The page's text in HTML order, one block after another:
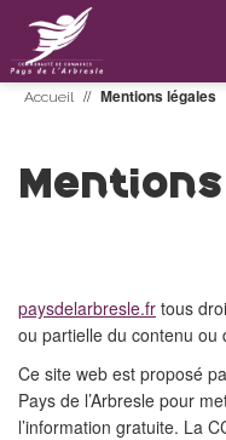
Accueil // Mentions légales
paysdelarbresle.fr tous
ou partielle du contenu ou
Ce site web est proposé
Pays de l’Arbresle pour
l’information gratuite. La